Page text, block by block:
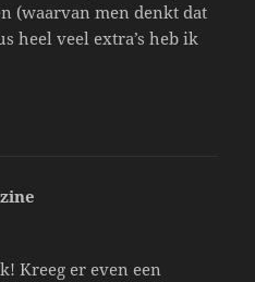
(waarvan men denkt dat
heel veel extra’s heb ik
Kreeg er even een